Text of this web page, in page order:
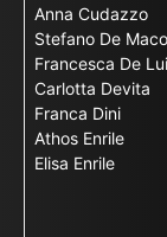
Anna Cudazzo
Stefano De Maco
Francesca De
Carlotta Devita
Franca Dini
Athos Enrile
Elisa Enrile